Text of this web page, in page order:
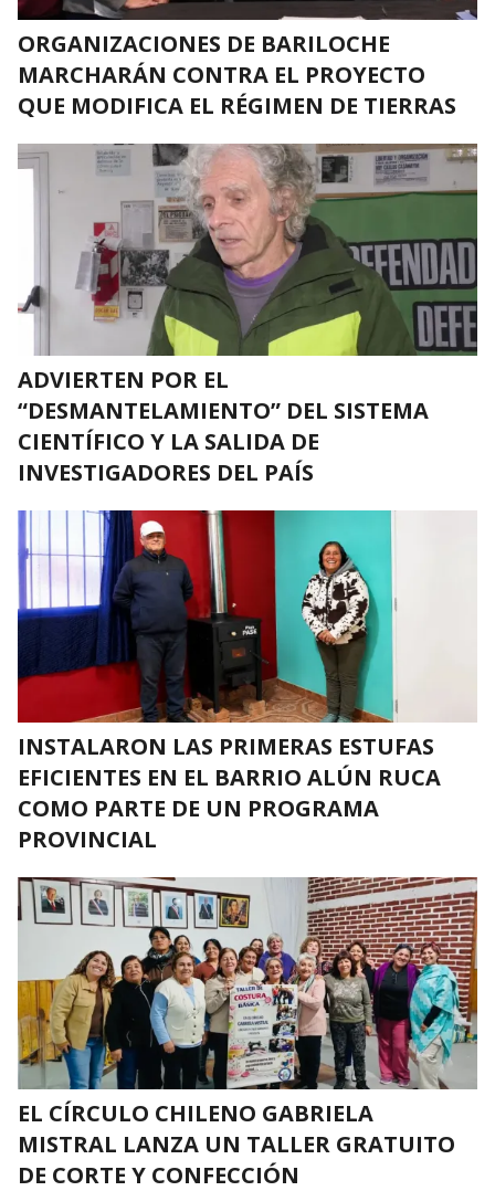
ORGANIZACIONES DE BARILOCHE
MARCHARÁN CONTRA EL PROYECTO
QUE MODIFICA EL RÉGIMEN DE TIERRAS
ADVIERTEN POR EL
“DESMANTELAMIENTO” DEL SISTEMA
CIENTÍFICO Y LA SALIDA DE
INVESTIGADORES DEL PAÍS
INSTALARON LAS PRIMERAS ESTUFAS
EFICIENTES EN EL BARRIO ALÚN RUCA
COMO PARTE DE UN PROGRAMA
PROVINCIAL
EL CÍRCULO CHILENO GABRIELA
MISTRAL LANZA UN TALLER GRATUITO
DE CORTE Y CONFECCIÓN